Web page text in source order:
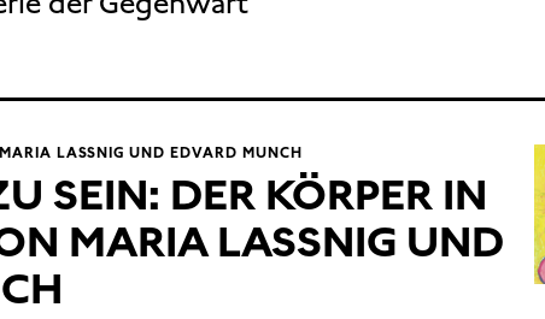
LASSNIG UND EDVARD MUNCH
SEIN: DER KÖRPER IN
MARIA LASSNIG UND